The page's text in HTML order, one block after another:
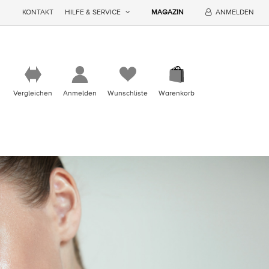
KONTAKT HILFE & SERVICE MAGAZIN ANMELDEN
Vergleichen Anmelden Wunschliste Warenkorb